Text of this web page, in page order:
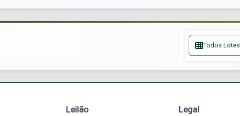
Todos Lotes
Leilão Legal